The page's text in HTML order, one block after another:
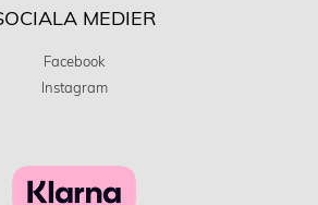
MEDIER
Facebook
Instagram